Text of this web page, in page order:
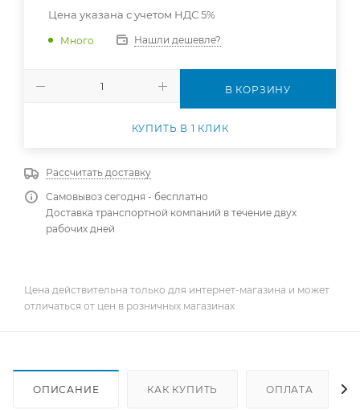
Цена указана с учетом НДС 5%
Много Нашли дешевле?
В КОРЗИНУ
КУПИТЬ В 1 КЛИК
Рассчитать доставку
Самовывоз сегодня - бесплатно
Доставка транспортной компаний в течение двух
рабочих дней
Цена действительна только для интернет-магазина и может
отличаться от цен в розничных магазинах
ОПИСАНИЕ КАК КУПИТЬ ОПЛАТА